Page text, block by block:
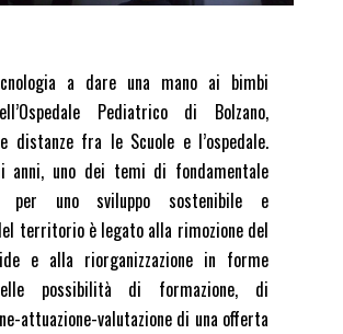
a dare una mano ai bimbi
Pediatrico di Bolzano,
distanze fra le Scuole e l’ospedale.
anni, uno dei temi di fondamentale
per uno sviluppo sostenibile e
territorio è legato alla rimozione del
e alla riorganizzazione in forme
possibilità di formazione, di
attuazione-valutazione di una offerta